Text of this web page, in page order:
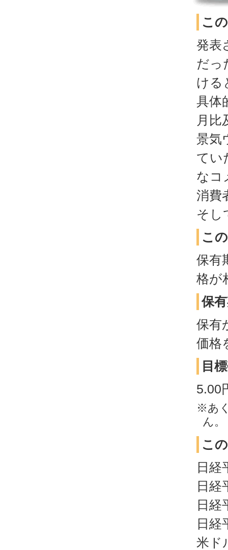
こ
発表
だっ
ける
具体
月比
景気
てい
なコ
消費
そし
こ
保有
格が
保
保有
価格
目
5.00
※あ
ん。
こ
日経
日経
日経
日経
米ド